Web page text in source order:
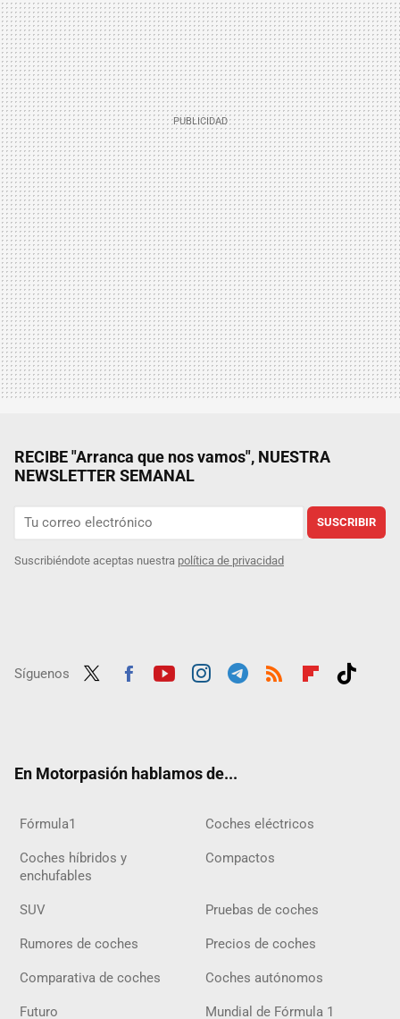
RECIBE "Arranca que nos vamos", NUESTRA
NEWSLETTER SEMANAL
SUSCRIBIR
Suscribiéndote aceptas nuestra política de privacidad
Síguenos
En Motorpasión hablamos de...
Fórmula1 Coches eléctricos
Coches híbridos y
enchufables
Compactos
SUV Pruebas de coches
Rumores de coches Precios de coches
Comparativa de coches Coches autónomos
Futuro Mundial de Fórmula 1